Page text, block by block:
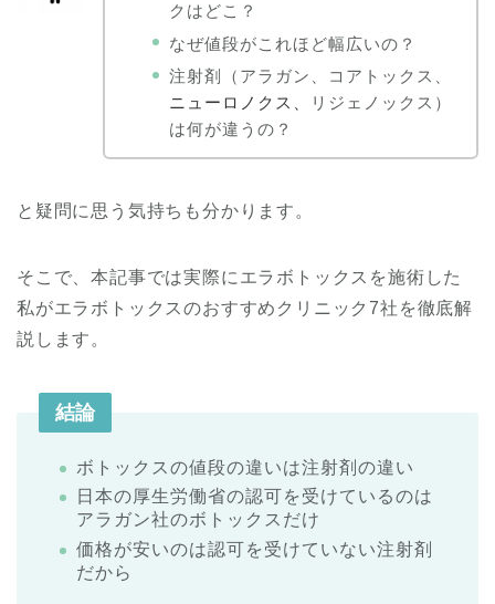
クはどこ？
なぜ値段がこれほど幅広いの？
注射剤（アラガン、コアトックス、
ニューロノクス、
リジェノックス）
は何が違うの？
と疑問に思う気持ちも分かります。
そこで、本記事では実際にエラボトックスを施術した
私がエラボトックスのおすすめクリニック7社を徹底解
説します。
結論
ボトックスの値段の違いは注射剤の違い
日本の厚生労働省の認可を受けているのは
アラガン社のボトックスだけ
価格が安いのは認可を受けていない注射剤
だから